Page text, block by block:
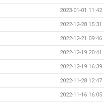
2023-01-01 11:42
2022-12-28 15:31
2022-12-21 09:46
2022-12-19 20:41
2022-12-19 16:39
2022-11-28 12:47
2022-11-16 16:05